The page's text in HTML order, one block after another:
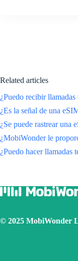
Related articles
¿Puedo recibir
¿Es la señal de una
¿Se puede rastrear una
¿MobiWonder le
¿Puedo hacer
© 2025 MobiWonder